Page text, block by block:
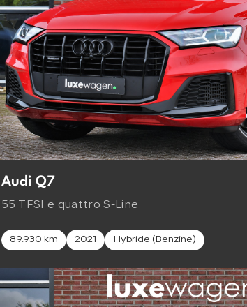
Audi Q7
55 TFSI e quattro S-Line
89.930 km 2021 Hybride (Benzine)